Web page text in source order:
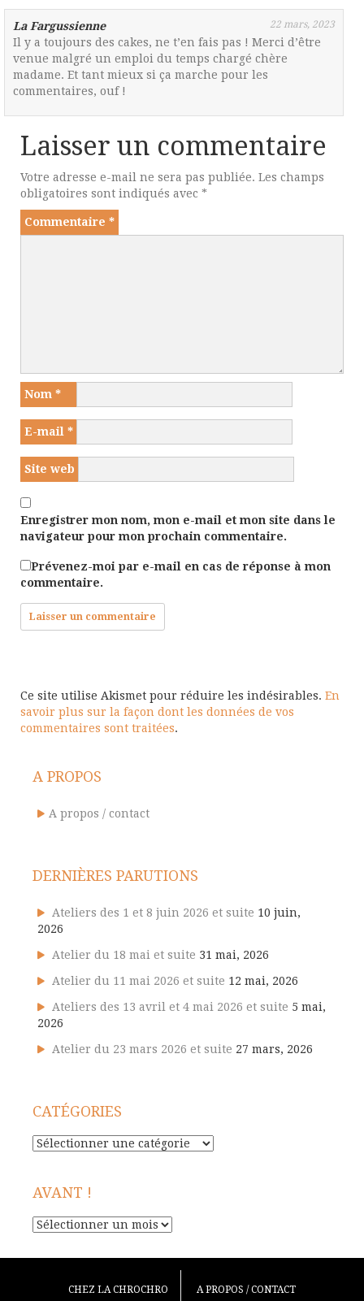
La Fargussienne 22 mars, 2023
Il y a toujours des cakes, ne t’en fais pas ! Merci d’être
venue malgré un emploi du temps chargé chère
madame. Et tant mieux si ça marche pour les
commentaires, ouf !
Laisser un commentaire
Votre adresse e-mail ne sera pas publiée. Les champs
obligatoires sont indiqués avec *
Commentaire *
Nom *
E-mail *
Site web
Enregistrer mon nom, mon e-mail et mon site dans le
navigateur pour mon prochain commentaire.
Prévenez-moi par e-mail en cas de réponse à mon
commentaire.
Ce site utilise Akismet pour réduire les indésirables. En
savoir plus sur la façon dont les données de vos
commentaires sont traitées.
A PROPOS
A propos / contact
DERNIÈRES PARUTIONS
Ateliers des 1 et 8 juin 2026 et suite 10 juin,
2026
Atelier du 18 mai et suite 31 mai, 2026
Atelier du 11 mai 2026 et suite 12 mai, 2026
Ateliers des 13 avril et 4 mai 2026 et suite 5 mai,
2026
Atelier du 23 mars 2026 et suite 27 mars, 2026
CATÉGORIES
Catégories
AVANT !
Avant
CHEZ LA CHROCHRO A PROPOS / CONTACT